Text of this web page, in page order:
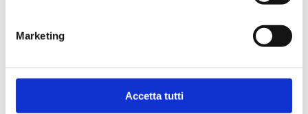
Marketing
Accetta tutti
Carta Filigranata CCIAA
24,40€